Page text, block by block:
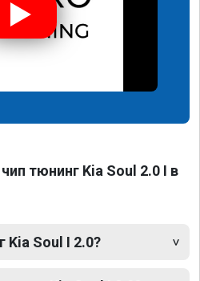
тюнинг Kia Soul 2.0 I в
Kia Soul I 2.0?